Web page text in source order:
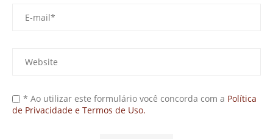
* Ao utilizar este formulário você concorda com a Política
de Privacidade e Termos de Uso.